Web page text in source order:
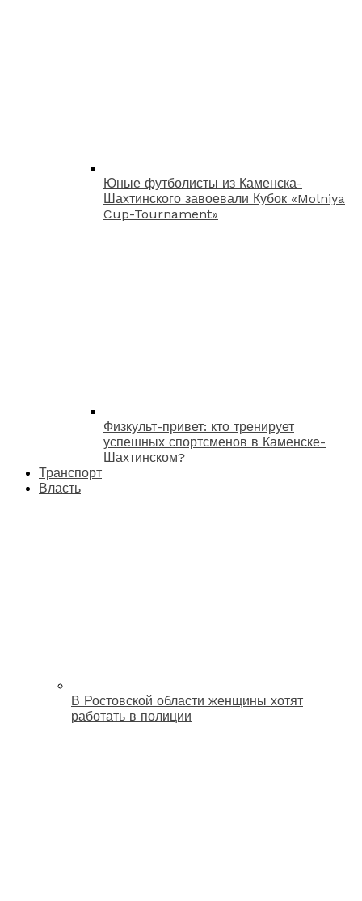
Юные футболисты из Каменска-
Шахтинского завоевали Кубок «Molniya
Cup-Tournament»
Физкульт-привет: кто тренирует
успешных спортсменов в Каменске-
Шахтинском?
Транспорт
Власть
В Ростовской области женщины хотят
работать в полиции